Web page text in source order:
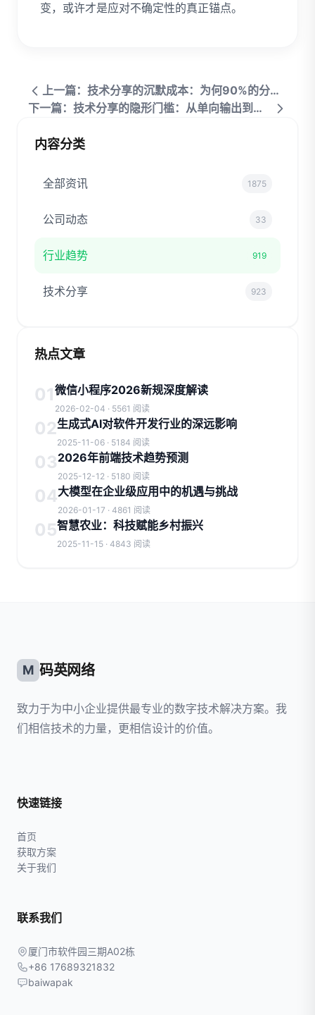
变，或许才是应对不确定性的真正锚点。
上一篇：技术分享的沉默成本：为何90%的分享会沦为无效输出
下一篇：技术分享的隐形门槛：从单向输出到双向共创
内容分类
全部资讯 1875
公司动态 33
行业趋势 919
技术分享 923
热点文章
01微信小程序2026新规深度解读
2026-02-04 · 5561 阅读
02生成式AI对软件开发行业的深远影响
2025-11-06 · 5184 阅读
032026年前端技术趋势预测
2025-12-12 · 5180 阅读
04大模型在企业级应用中的机遇与挑战
2026-01-17 · 4861 阅读
05智慧农业：科技赋能乡村振兴
2025-11-15 · 4843 阅读
M 码英网络
致力于为中小企业提供最专业的数字技术解决方案。我
们相信技术的力量，更相信设计的价值。
快速链接
首页
获取方案
关于我们
联系我们
厦门市软件园三期A02栋
+86 17689321832
baiwapak